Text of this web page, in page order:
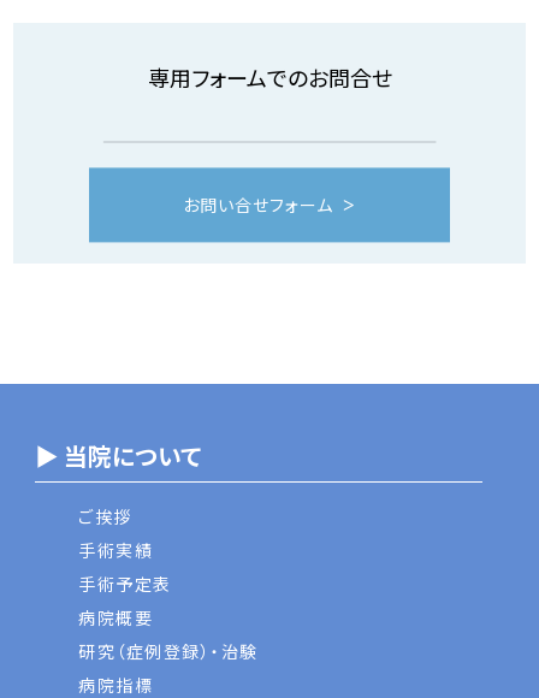
専用フォームでのお問合せ
お問い合せフォーム
▶ 当院について
ご挨拶
手術実績
手術予定表
病院概要
研究（症例登録）・治験
病院指標